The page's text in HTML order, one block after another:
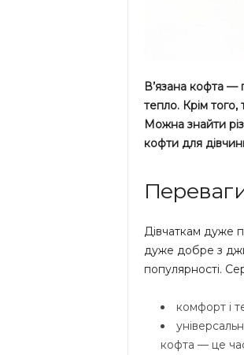
В’язана кофта —
тепло. Крім
Можна знайти
кофти для
Дівчаткам дуже
дуже добре з
популярності.
комфорт і
кофта — це